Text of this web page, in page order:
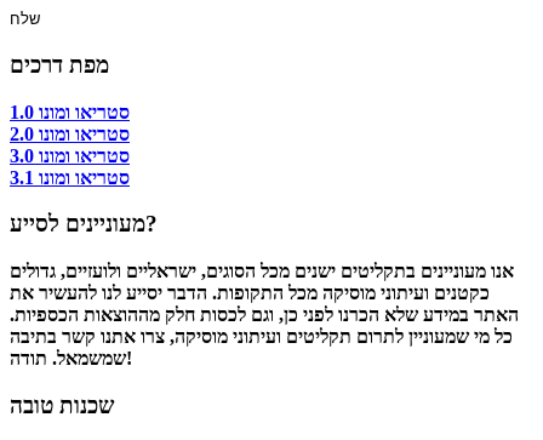
מפת דרכים
סטריאו ומונו 1.0
סטריאו ומונו 2.0
סטריאו ומונו 3.0
סטריאו ומונו 3.1
מעוניינים לסייע?
אנו מעוניינים בתקליטים ישנים מכל הסוגים, ישראליים ולועזיים, גדולים
כקטנים ועיתוני מוסיקה מכל התקופות. הדבר יסייע לנו להעשיר את
האתר במידע שלא הכרנו לפני כן, וגם לכסות חלק מההוצאות הכספיות.
כל מי שמעוניין לתרום תקליטים ועיתוני מוסיקה, צרו אתנו קשר בתיבה
שמשמאל. תודה!
שכנות טובה